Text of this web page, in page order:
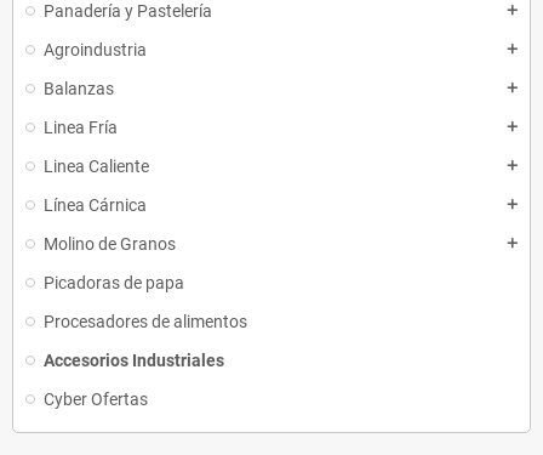
Panadería y Pastelería add
Agroindustria add
Balanzas add
Linea Fría add
Linea Caliente add
Línea Cárnica add
Molino de Granos add
Picadoras de papa
Procesadores de alimentos
Accesorios Industriales
Cyber Ofertas